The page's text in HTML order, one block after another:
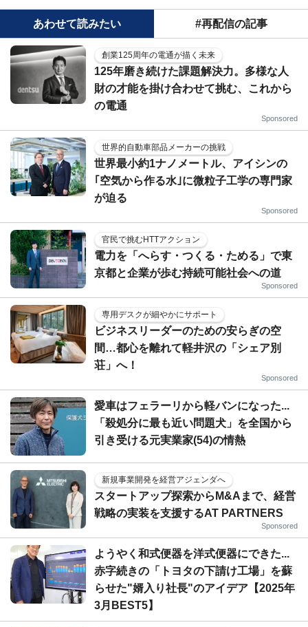
あわせて読みたい #再配信の記事
創業125周年の電通が描く未来
125年磨き続けた課題解決力。多様な人
財の才能を掛け合わせて挑む、これから
の電通
Sponsored
世界的自動車部品メーカーの挑戦
世界最小約1ナノメートル、アイシンの
｢空気から作る水｣に微粒子工学の専門家
が迫る
Sponsored
官民で挑むHTTアクション
電力を「へらす・つくる・ためる」で東
京都と企業が歩む持続可能社会への道
Sponsored
専用デスクが細やかにサポート
ビジネスリーダーのための安らぎの空
間…都心を離れて軽井沢の「シェア別
荘」へ！
Sponsored
愛車はフェラーリから軽バンになった...
「殺処分に最も近い問題犬」を全国から
引き受ける元実業家(54)の情熱
新規事業開発を経営アジェンダへ
スタートアップ探索からM&Aまで、経営
戦略の実装を支援するAT PARTNERS
Sponsored
ようやく和式便器を洋式便器にできた...
赤字続きの「トヨタの下請け工場」を蘇
らせた"婿入り社長"のアイデア【2025年
3月BEST5】